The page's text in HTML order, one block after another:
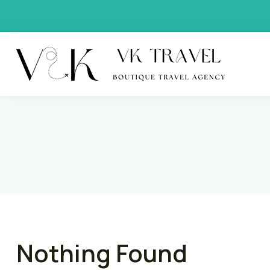
VK
Nothing Found